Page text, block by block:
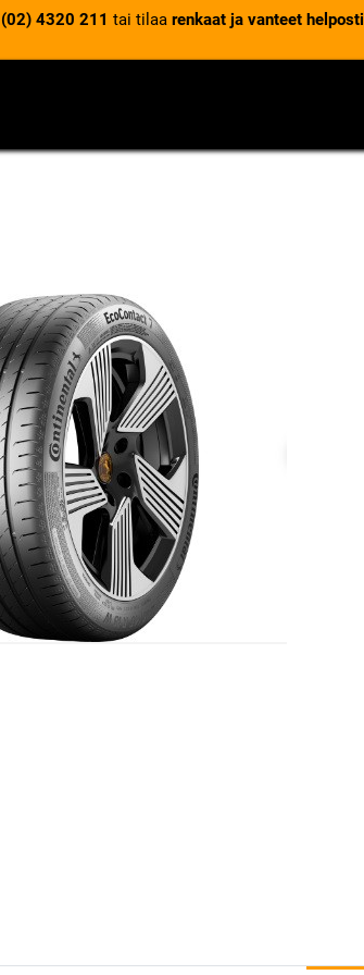
(02) 4320 211 tai tilaa renkaat ja vanteet helposti